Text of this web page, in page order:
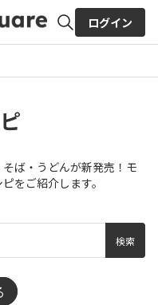
ログイン
ば・うどんが新発売！モ
をご紹介します。